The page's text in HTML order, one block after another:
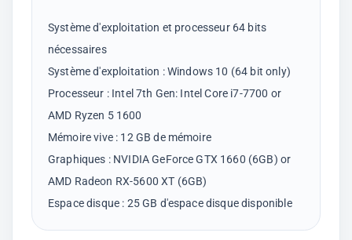
Système d'exploitation et processeur 64 bits
nécessaires
Système d'exploitation : Windows 10 (64 bit only)
Processeur : Intel 7th Gen: Intel Core i7-7700 or
AMD Ryzen 5 1600
Mémoire vive : 12 GB de mémoire
Graphiques : NVIDIA GeForce GTX 1660 (6GB) or
AMD Radeon RX-5600 XT (6GB)
Espace disque : 25 GB d'espace disque disponible